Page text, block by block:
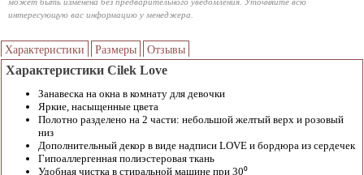
интересующую вас информацию у менеджера.
Характеристики Размеры Отзывы
Характеристики Cilek Love
Занавеска на окна в комнату для девочки
Яркие, насыщенные цвета
Полотно разделено на 2 части: небольшой желтый верх и розовый
низ
Дополнительный декор в виде надписи LOVE и бордюра из сердечек
Гипоаллергенная полиэстеровая ткань
Удобная чистка в стиральной машине при 30⁰